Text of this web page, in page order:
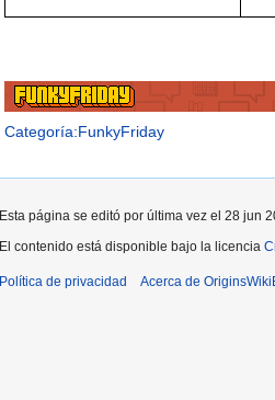
Categoría:FunkyFriday
Esta página se editó por última vez el 28 jun
El contenido está disponible bajo la licencia
Política de privacidad Acerca de